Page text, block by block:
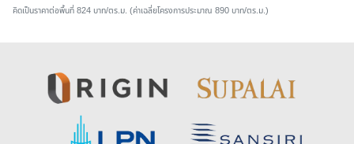
คิดเป็นราคาต่อพื้นที่ 824 บาท/ตร.ม. (ค่าเฉลี่ยโครงการประมาณ 890 บาท/ตร.ม.)